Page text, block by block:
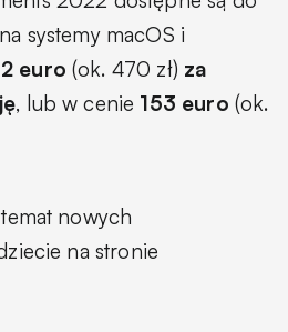
systemy macOS i
euro (ok. 470 zł) za
, lub w cenie 153 euro (ok.
nowych
na stronie